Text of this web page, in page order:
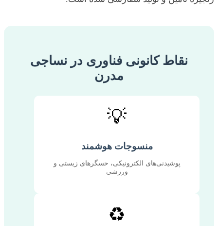
نقاط کانونی فناوری در نساجی
مدرن
💡
منسوجات هوشمند
پوشیدنی‌های الکترونیکی، حسگرهای زیستی و
ورزشی
♻️